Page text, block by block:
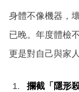
身體不像機器，
已晚。年度體檢
更是對自己與家
攔截「隱形殺